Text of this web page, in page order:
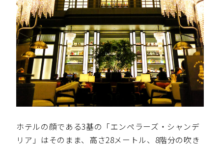
ホテルの顔である3基の「エンペラーズ・シャンデ
リア」はそのまま、高さ28メートル、8階分の吹き